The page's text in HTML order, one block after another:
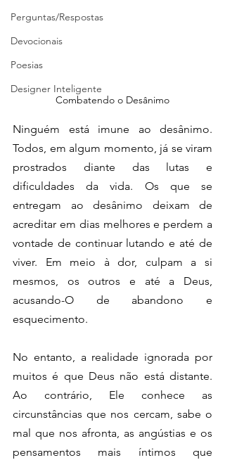
Perguntas/Respostas
Devocionais
Poesias
Designer Inteligente
Combatendo o Desânimo
Ninguém está imune ao desânimo.
Todos, em algum momento, já se viram
prostrados diante das lutas e
dificuldades da vida. Os que se
entregam ao desânimo deixam de
acreditar em dias melhores e perdem a
vontade de continuar lutando e até de
viver. Em meio à dor, culpam a si
mesmos, os outros e até a Deus,
acusando-O de abandono e
esquecimento.
No entanto, a realidade ignorada por
muitos é que Deus não está distante.
Ao contrário, Ele conhece as
circunstâncias que nos cercam, sabe o
mal que nos afronta, as angústias e os
pensamentos mais íntimos que